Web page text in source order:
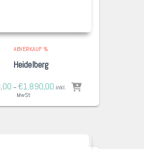
ABVERKAUF %
Heidelberg
– €1.890,00 inkl.
MwSt